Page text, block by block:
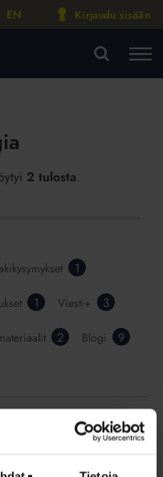
EN Kirjaudu sisään
2 tulosta.
1
1 Viesti+ 3
2 Blogi 9
hankkimisesta